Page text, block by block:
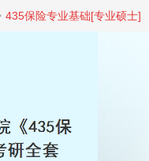
435保险专业基础[专业硕士]